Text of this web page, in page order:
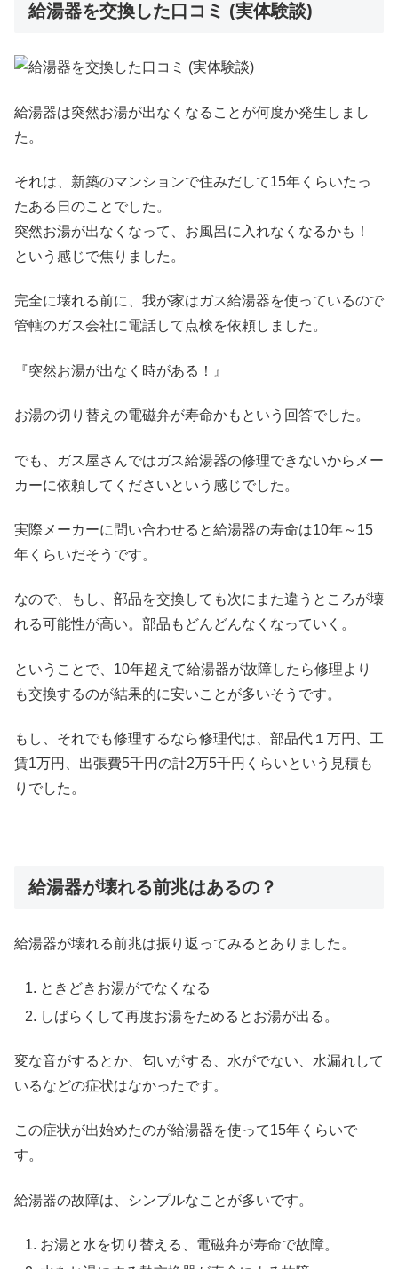
給湯器を交換した口コミ (実体験談)
給湯器は突然お湯が出なくなることが何度か発生しまし
た。
それは、新築のマンションで住みだして15年くらいたっ
たある日のことでした。
突然お湯が出なくなって、お風呂に入れなくなるかも！
という感じで焦りました。
完全に壊れる前に、我が家はガス給湯器を使っているので
管轄のガス会社に電話して点検を依頼しました。
『突然お湯が出なく時がある！』
お湯の切り替えの電磁弁が寿命かもという回答でした。
でも、ガス屋さんではガス給湯器の修理できないからメー
カーに依頼してくださいという感じでした。
実際メーカーに問い合わせると給湯器の寿命は10年～15
年くらいだそうです。
なので、もし、部品を交換しても次にまた違うところが壊
れる可能性が高い。部品もどんどんなくなっていく。
ということで、10年超えて給湯器が故障したら修理より
も交換するのが結果的に安いことが多いそうです。
もし、それでも修理するなら修理代は、部品代１万円、工
賃1万円、出張費5千円の計2万5千円くらいという見積も
りでした。
給湯器が壊れる前兆はあるの？
給湯器が壊れる前兆は振り返ってみるとありました。
ときどきお湯がでなくなる
しばらくして再度お湯をためるとお湯が出る。
変な音がするとか、匂いがする、水がでない、水漏れして
いるなどの症状はなかったです。
この症状が出始めたのが給湯器を使って15年くらいで
す。
給湯器の故障は、シンプルなことが多いです。
お湯と水を切り替える、電磁弁が寿命で故障。